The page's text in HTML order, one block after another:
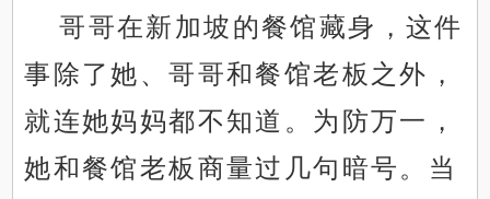
哥哥在新加坡的餐馆藏身，这件
事除了她、哥哥和餐馆老板之外，
就连她妈妈都不知道。为防万一，
她和餐馆老板商量过几句暗号。当